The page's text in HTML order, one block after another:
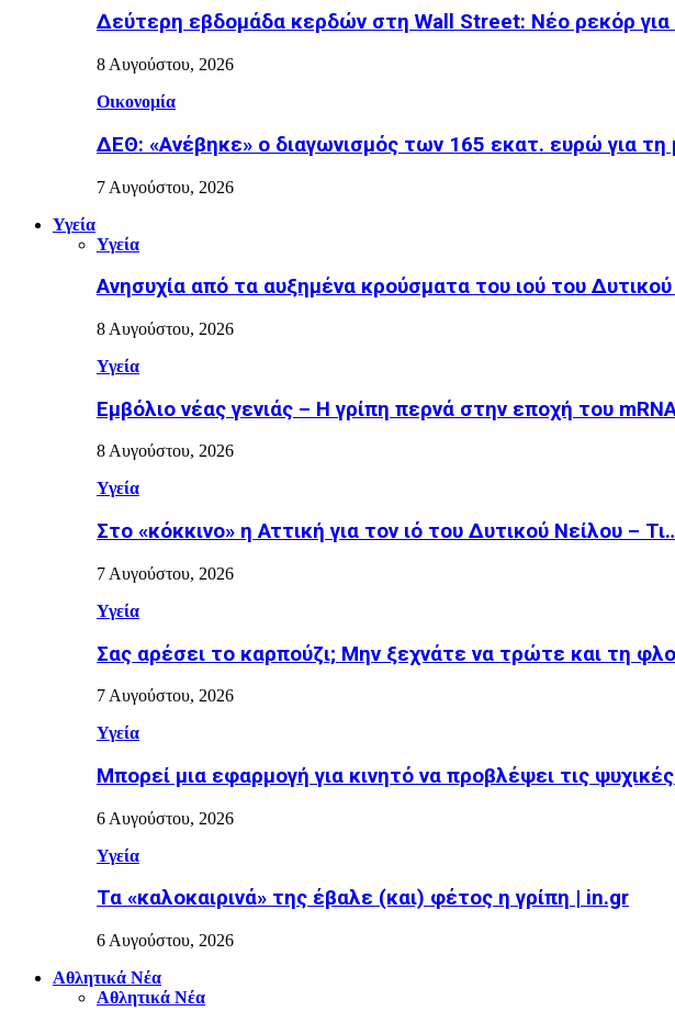
Δεύτερη εβδομάδα κερδών στη Wall Street: Νέο ρεκόρ για
8 Αυγούστου, 2026
Οικονομία
ΔΕΘ: «Ανέβηκε» ο διαγωνισμός των 165 εκατ. ευρώ για
7 Αυγούστου, 2026
Υγεία
Υγεία
Ανησυχία από τα αυξημένα κρούσματα του ιού του
8 Αυγούστου, 2026
Υγεία
Εµβόλιο νέας γενιάς – Η γρίπη περνά στην εποχή του
8 Αυγούστου, 2026
Υγεία
Στο «κόκκινο» η Αττική για τον ιό του Δυτικού Νείλου –
7 Αυγούστου, 2026
Υγεία
Σας αρέσει το καρπούζι; Μην ξεχνάτε να τρώτε και τη
7 Αυγούστου, 2026
Υγεία
Μπορεί μια εφαρμογή για κινητό να προβλέψει τις
6 Αυγούστου, 2026
Υγεία
Τα «καλοκαιρινά» της έβαλε (και) φέτος η γρίπη | in.gr
6 Αυγούστου, 2026
Αθλητικά Νέα
Αθλητικά Νέα